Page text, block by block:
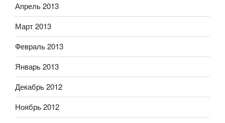
Апрель 2013
Март 2013
Февраль 2013
Январь 2013
Декабрь 2012
Ноябрь 2012